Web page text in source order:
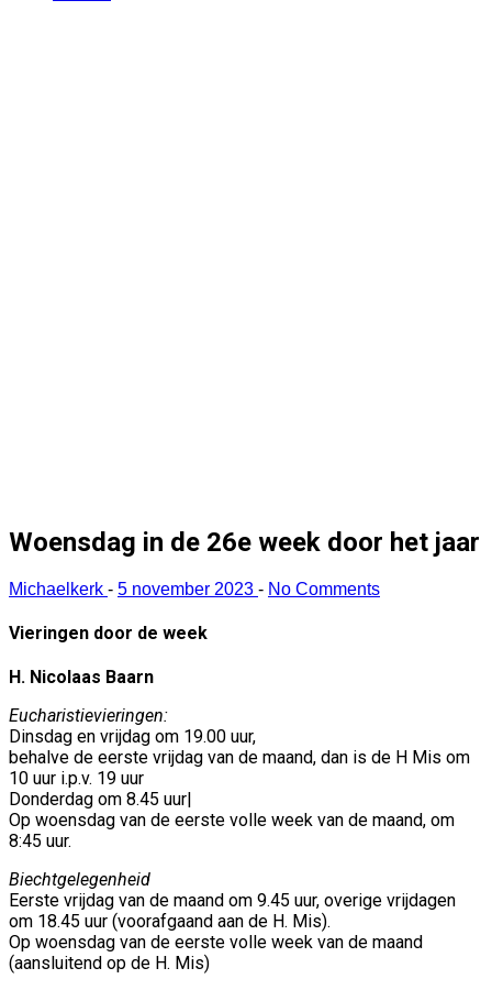
Woensdag in de 26e week door het jaar
Michaelkerk - 5 november 2023 - No Comments
Vieringen door de week
H. Nicolaas Baarn
Eucharistievieringen:
Dinsdag en vrijdag om 19.00 uur,
behalve de eerste vrijdag van de maand, dan is de H Mis om
10 uur i.p.v. 19 uur
Donderdag om 8.45 uur|
Op woensdag van de eerste volle week van de maand, om
8:45 uur.
Biechtgelegenheid
Eerste vrijdag van de maand om 9.45 uur, overige vrijdagen
om 18.45 uur (voorafgaand aan de H. Mis).
Op woensdag van de eerste volle week van de maand
(aansluitend op de H. Mis)